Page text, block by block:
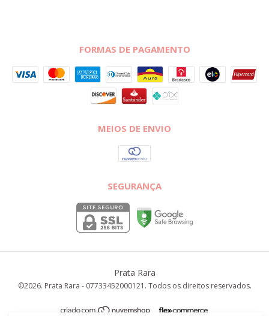
FORMAS DE PAGAMENTO
MEIOS DE ENVIO
SEGURANÇA
Prata Rara
©2026. Prata Rara - 07733452000121. Todos os direitos reservados.